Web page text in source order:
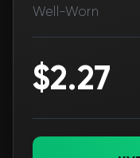
Well-Worn
$2.27